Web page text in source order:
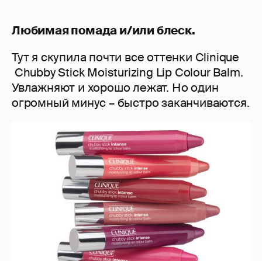
Любимая помада и/или блеск.
Тут я скупила почти все оттенки Clinique
Chubby Stick Moisturizing Lip Colour Balm.
Увлажняют и хорошо лежат. Но один
огромный минус – быстро заканчиваются.